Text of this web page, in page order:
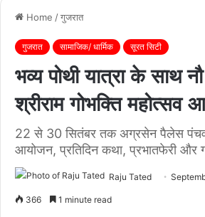
Home /गुजरात
गुजरात सामाजिक/ धार्मिक सूरत सिटी
भव्य पोथी यात्रा के साथ
श्रीराम गोभक्ति
22 से 30 सितंबर तक अग्रसेन पैलेस
आयोजन, प्रतिदिन कथा, प्रभातफेरी और
Raju Tated
366 1 minute read